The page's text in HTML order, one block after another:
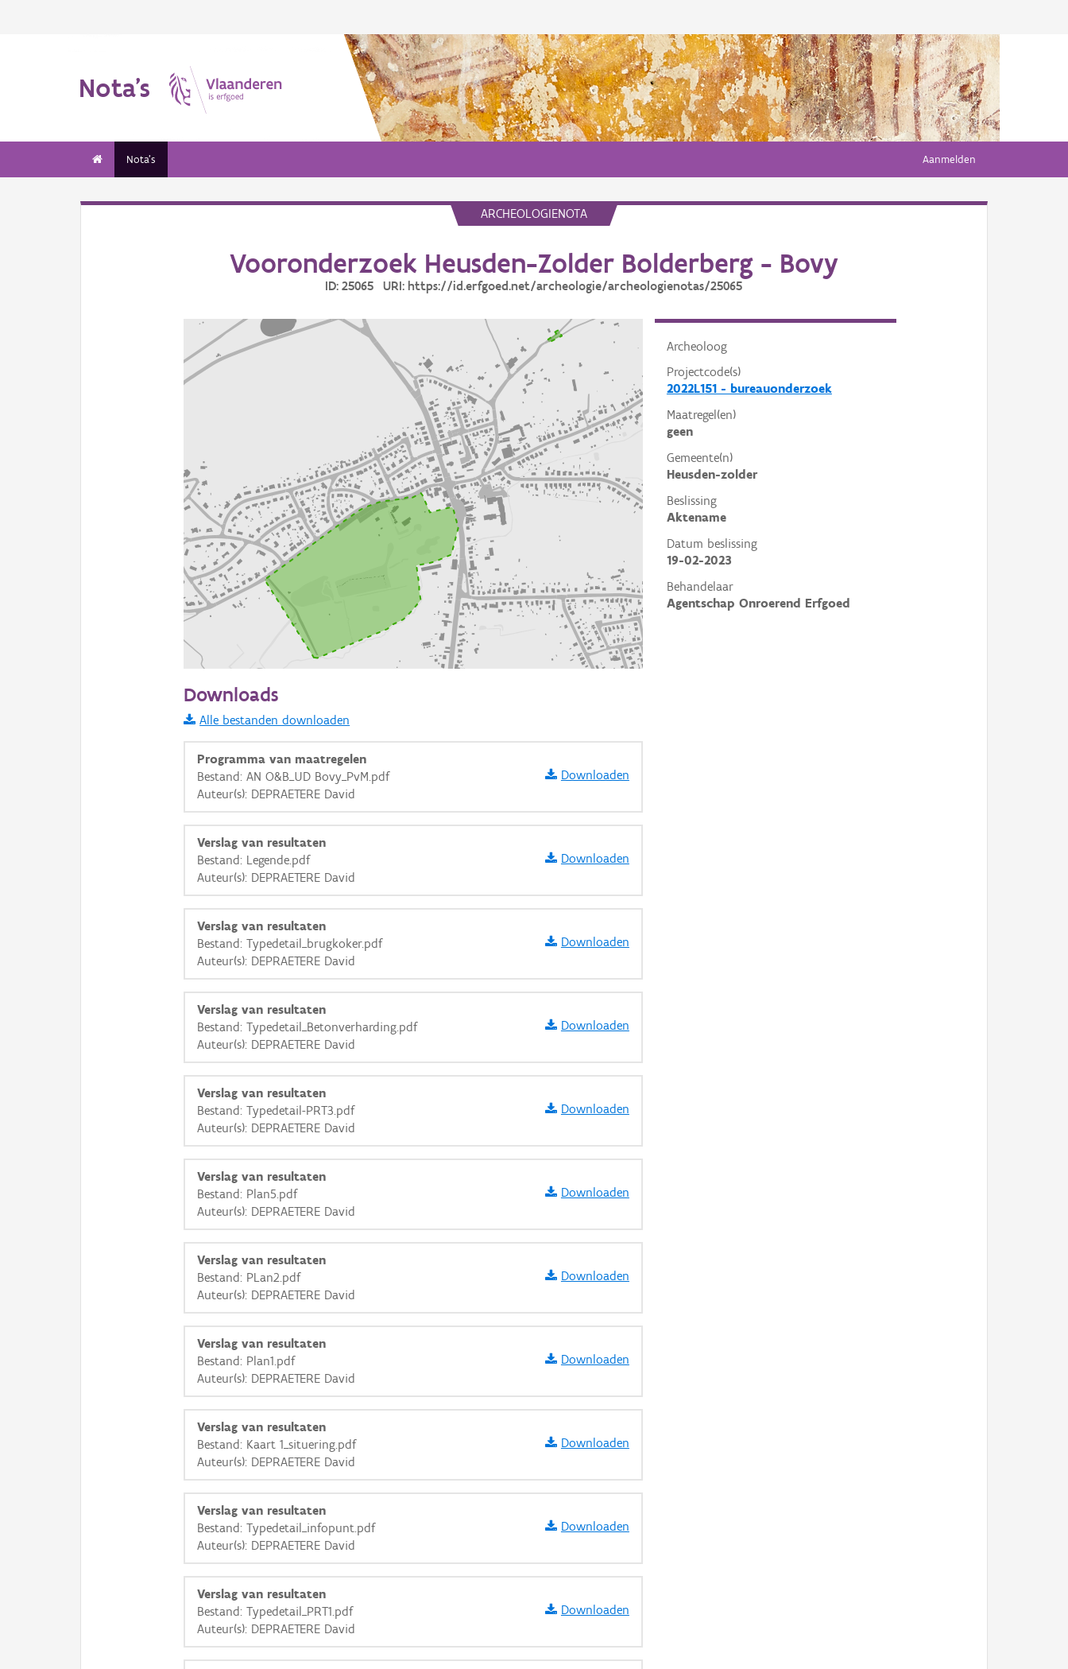
Nota's
Nota's Aanmelden
ARCHEOLOGIENOTA
Vooronderzoek Heusden-Zolder Bolderberg - Bovy
ID: 25065 URI: https://id.erfgoed.net/archeologie/archeologienotas/25065
Archeoloog
Projectcode(s)
2022L151 - bureauonderzoek
Maatregel(en)
geen
Gemeente(n)
Heusden-zolder
Beslissing
Aktename
Datum beslissing
19-02-2023
Behandelaar
Agentschap Onroerend Erfgoed
Informatie Vlaanderen
i
+ −
OSM-Basiskaart
Ortho
GRB-Basiskaart
GRB-Basiskaart in grijswaarden
Downloads
Alle bestanden downloaden
Programma van maatregelen
Bestand: AN O&B_UD Bovy_PvM.pdf
Auteur(s): DEPRAETERE David
Downloaden
Verslag van resultaten
Bestand: Legende.pdf
Auteur(s): DEPRAETERE David
Downloaden
Verslag van resultaten
Bestand: Typedetail_brugkoker.pdf
Auteur(s): DEPRAETERE David
Downloaden
Verslag van resultaten
Bestand: Typedetail_Betonverharding.pdf
Auteur(s): DEPRAETERE David
Downloaden
Verslag van resultaten
Bestand: Typedetail-PRT3.pdf
Auteur(s): DEPRAETERE David
Downloaden
Verslag van resultaten
Bestand: Plan5.pdf
Auteur(s): DEPRAETERE David
Downloaden
Verslag van resultaten
Bestand: PLan2.pdf
Auteur(s): DEPRAETERE David
Downloaden
Verslag van resultaten
Bestand: Plan1.pdf
Auteur(s): DEPRAETERE David
Downloaden
Verslag van resultaten
Bestand: Kaart 1_situering.pdf
Auteur(s): DEPRAETERE David
Downloaden
Verslag van resultaten
Bestand: Typedetail_infopunt.pdf
Auteur(s): DEPRAETERE David
Downloaden
Verslag van resultaten
Bestand: Typedetail_PRT1.pdf
Auteur(s): DEPRAETERE David
Downloaden